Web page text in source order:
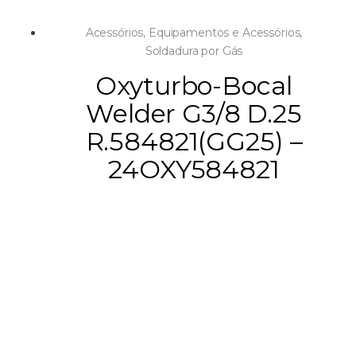
Acessórios, Equipamentos e Acessórios,
Soldadura por Gás
Oxyturbo-Bocal
Welder G3/8 D.25
R.584821(GG25) –
24OXY584821